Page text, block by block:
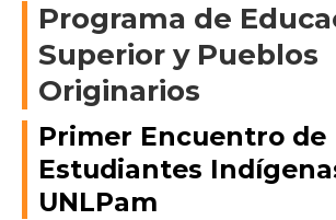
Consejo
Superior
Rectorado
/
Secretarías
Facultades
Programa de
Superior y Pueblos
Originarios
Primer Encuentro de
Estudiantes
UNLPam